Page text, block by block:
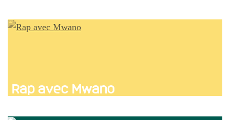
Rap avec Mwano